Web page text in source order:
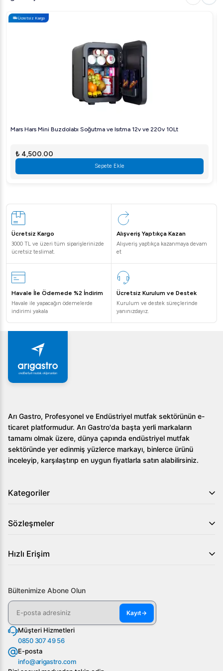
Ücretsiz Kargo
Mars Hars Mini Buzdolabı Soğutma ve Isıtma 12v ve 220v 10Lt
₺ 4,500.00
Sepete Ekle
Ücretsiz Kargo
3000 TL ve üzeri tüm siparişlerinizde
ücretsiz teslimat.
Alışveriş Yaptıkça Kazan
Alışveriş yaptıkça kazanmaya devam
et
Havale İle Ödemede %2 İndirim
Havale ile yapacağın ödemelerde
indirimi yakala
Ücretsiz Kurulum ve Destek
Kurulum ve destek süreçlerinde
yanınızdayız.
Arı Gastro, Profesyonel ve Endüstriyel mutfak sektörünün e-
ticaret platformudur. Arı Gastro'da başta yerli markaların
tamamı olmak üzere, dünya çapında endüstriyel mutfak
sektöründe yer edinmiş yüzlerce markayı, binlerce ürünü
inceleyip, karşılaştırıp en uygun fiyatlarla satın alabilirsiniz.
Kategoriler
Sözleşmeler
Hızlı Erişim
Bültenimize Abone Olun
Kayıt→
Müşteri Hizmetleri
0850 307 49 56
E-posta
info@arigastro.com